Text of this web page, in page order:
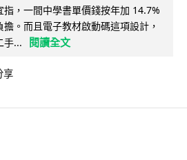
，一間中學書單價錢按年加 14.7%
。而且電子教材啟動碼這項設計，
手...
閱讀全文
享